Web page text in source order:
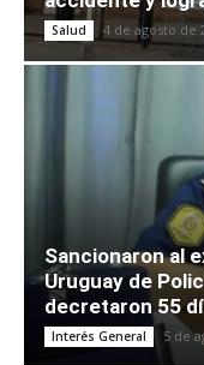
Salud 4 de agosto de
Sancionaron al
Uruguay de
decretaron 55
Interés General 5 de